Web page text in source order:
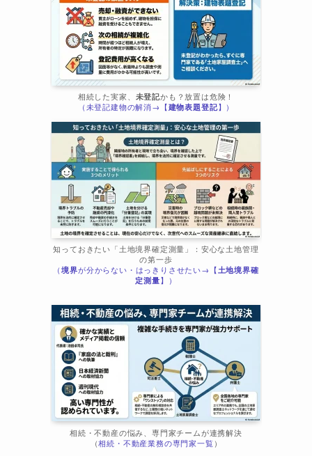
相続した実家、 未登記かも？放置は危険！
（未登記建物の解消→【建物表題登記】）
知っておきたい「土地境界確定測量」：安心な土地管理
の第一歩
（境界が分からない・はっきりさせたい→【土地境界確
定測量】）
相続・不動産の悩み、専門家チームが連携解決
（相続・不動産業務の専門家一覧）